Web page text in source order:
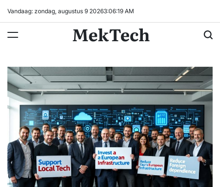
inhoud
Vandaag: zondag, augustus 9 20263:06:20 AM
MekTech